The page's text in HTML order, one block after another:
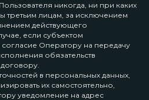
никогда, ни при каких
третьим лицам, за исключением
действующего
если субъектом
Оператору на передачу
обязательств
в персональных данных,
их самостоятельно,
уведомление на адрес